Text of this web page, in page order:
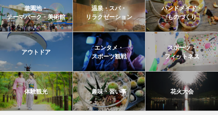
遊園地・
テーマパーク・美術館
温泉・スパ・
リラクゼーション
ハンドメイド・
ものづくり
アウトドア
エンタメ・
スポーツ観戦
スポーツ・
フィットネス
体験観光 趣味・習い事 花火大会